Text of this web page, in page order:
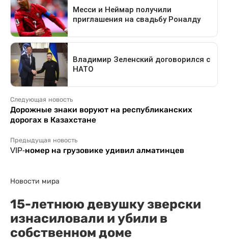
Следующая новость
Дорожные знаки воруют на республиканских
дорогах в Казахстане
Предыдущая новость
VIP-номер на грузовике удивил алматинцев
Новости мира
15-летнюю девушку зверски
изнасиловали и убили в
собственном доме